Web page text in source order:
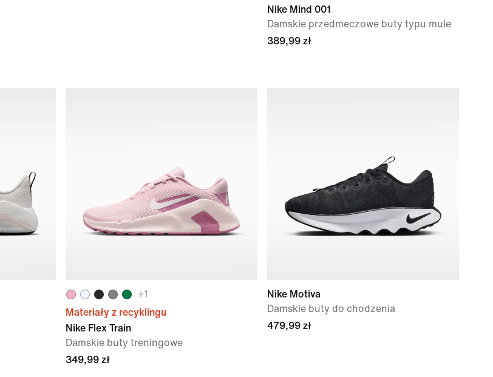
Nike Mind 001
Damskie przedmeczowe buty typu mule
389,99 zł
+1
Materiały z recyklingu
Nike Flex Train
Damskie buty treningowe
349,99 zł
Nike Motiva
Damskie buty do chodzenia
479,99 zł